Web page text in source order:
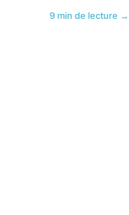
9 min de lecture →